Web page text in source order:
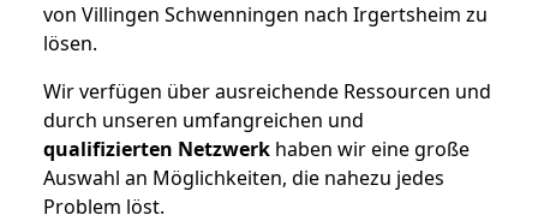
von Villingen Schwenningen nach Irgertsheim zu
lösen.
Wir verfügen über ausreichende Ressourcen und
durch unseren umfangreichen und
qualifizierten Netzwerk haben wir eine große
Auswahl an Möglichkeiten, die nahezu jedes
Problem löst.